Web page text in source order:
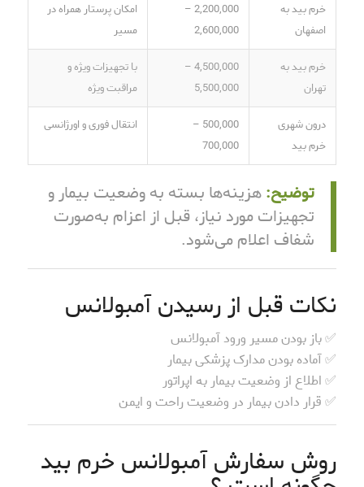
خرم بید به
اصفهان
2,200,000 –
2,600,000
امکان پرستار همراه در
مسیر
خرم بید به
تهران
4,500,000 –
5,500,000
با تجهیزات ویژه و
مراقبت ویژه
درون شهری
خرم بید
500,000 –
700,000
انتقال فوری و اورژانسی
توضیح:هزینه‌ها بسته به وضعیت بیمار و
تجهیزات مورد نیاز، قبل از اعزام به‌صورت
شفاف اعلام می‌شود.
نکات قبل از رسیدن آمبولانس
✅ باز بودن مسیر ورود آمبولانس
✅ آماده بودن مدارک پزشکی بیمار
✅ اطلاع از وضعیت بیمار به اپراتور
✅ قرار دادن بیمار در وضعیت راحت و ایمن
روش سفارش آمبولانس خرم بید